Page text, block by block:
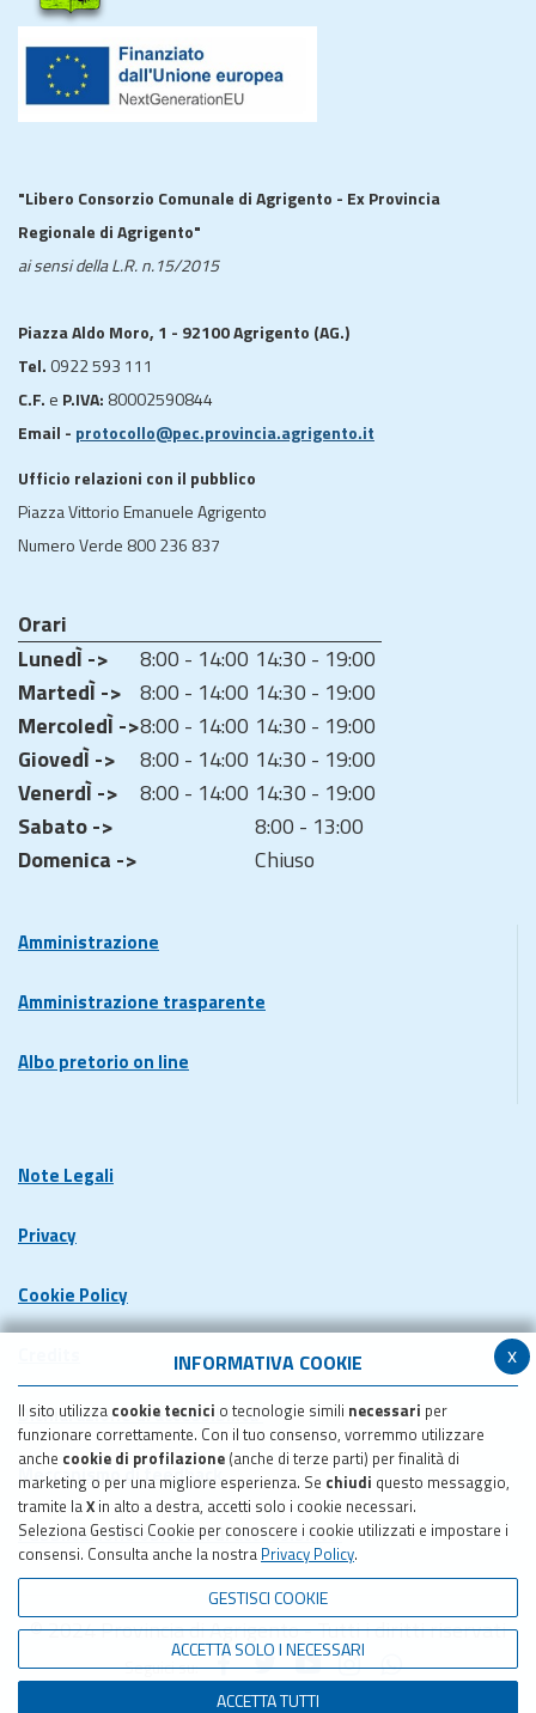
x
INFORMATIVA COOKIE
Il sito utilizza cookie tecnici o tecnologie simili necessari per
funzionare correttamente. Con il tuo consenso, vorremmo utilizzare
anche cookie di profilazione (anche di terze parti) per finalità di
marketing o per una migliore esperienza. Se chiudi questo messaggio,
tramite laX in alto a destra, accetti solo i cookie necessari.
Seleziona Gestisci Cookie per conoscere i cookie utilizzati e impostare i
consensi. Consulta anche la nostra Privacy Policy.
GESTISCI COOKIE
ACCETTA SOLO I NECESSARI
ACCETTA TUTTI
"Libero Consorzio Comunale di Agrigento - Ex Provincia
Regionale di Agrigento"
ai sensi della L.R. n.15/2015
Piazza Aldo Moro, 1 - 92100 Agrigento (AG.)
Tel. 0922 593 111
C.F. e P.IVA: 80002590844
Email - protocollo@pec.provincia.agrigento.it
Ufficio relazioni con il pubblico
Piazza Vittorio Emanuele Agrigento
Numero Verde 800 236 837
Orari
LunedÌ ->
8:00 - 14:00 14:30 - 19:00
MartedÌ -> 8:00 - 14:00 14:30 - 19:00
MercoledÌ ->8:00 - 14:00 14:30 - 19:00
GiovedÌ ->
8:00 - 14:00 14:30 - 19:00
VenerdÌ ->
8:00 - 14:00 14:30 - 19:00
Sabato ->
8:00 - 13:00
Domenica ->
Chiuso
Amministrazione
Amministrazione trasparente
Albo pretorio on line
Note Legali
Privacy
Cookie Policy
Dichiarazione di accessibilita'
Meccanismo di feedback
Pubblicazione obiettivi di accessibilita'
© 2024 Provincia di Agrigento - Tutti i diritti riservati
Seguici su: